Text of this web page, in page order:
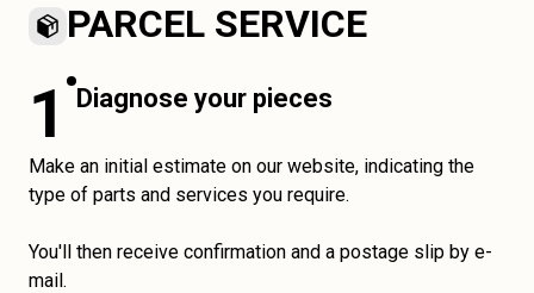
PARCEL SERVICE
1 Diagnose your pieces
Make an initial estimate on our website, indicating the
type of parts and services you require.
You'll then receive confirmation and a postage slip by e-
mail.